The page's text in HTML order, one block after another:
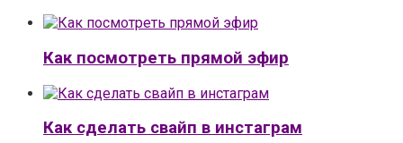
Как посмотреть прямой эфир
Как сделать свайп в инстаграм